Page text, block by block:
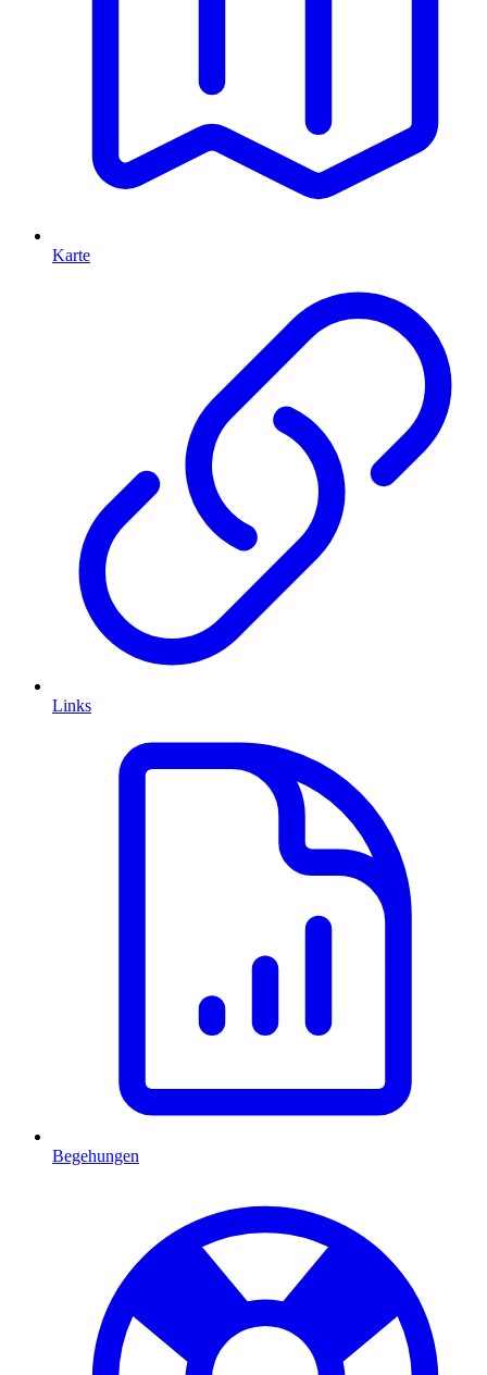
Karte
Links
Begehungen